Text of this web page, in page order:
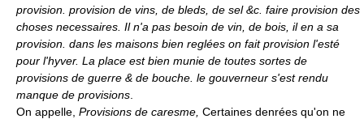
provision. provision de vins, de bleds, de sel &c. faire provision des
choses necessaires. Il n'a pas besoin de vin, de bois, il en a sa
provision. dans les maisons bien reglées on fait provision l'esté
pour l'hyver. La place est bien munie de toutes sortes de
provisions de guerre & de bouche. le gouverneur s'est rendu
manque de provisions
On appelle, Provisions de caresme, Certaines denrées qu'on ne